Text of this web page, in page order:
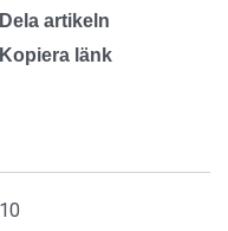
Dela artikeln
Kopiera länk